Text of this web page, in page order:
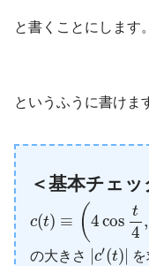
と書くことにします
というふうに書けま
＜基本チェッ
c(t) ≡ (4cos
t
4
,
cos sin
の大きさ c′(t)
| c′(t)| を